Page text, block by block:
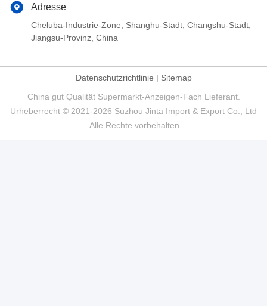
Adresse
Cheluba-Industrie-Zone, Shanghu-Stadt, Changshu-Stadt,
Jiangsu-Provinz, China
Datenschutzrichtlinie | Sitemap
China gut Qualität Supermarkt-Anzeigen-Fach Lieferant.
Urheberrecht © 2021-2026 Suzhou Jinta Import & Export Co., Ltd
. Alle Rechte vorbehalten.